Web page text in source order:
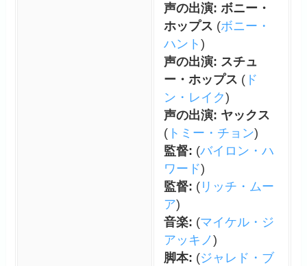
声の出演: ボニー・
ホップス (ボニー・
ハント )
声の出演: スチュ
ー・ホップス (ド
ン・レイク)
声の出演: ヤックス
(トミー・チョン)
監督: (バイロン・ハ
ワード)
監督: (リッチ・ムー
ア)
音楽: (マイケル・ジ
アッキノ)
脚本: (ジャレド・ブ